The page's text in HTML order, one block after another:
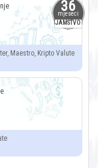
36
mjeseci
JAMSTVO
Maestro, Kripto Valute